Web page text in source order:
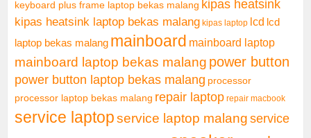
keyboard plus frame laptop bekas malang kipas heatsink
kipas heatsink laptop bekas malang kipas laptop lcd lcd
laptop bekas malang mainboard mainboard laptop
mainboard laptop bekas malang power button
power button laptop bekas malang processor
processor laptop bekas malang repair laptop repair macbook
service laptopservice laptop malang service